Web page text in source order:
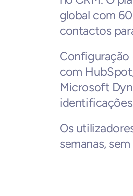
global com
contactos
Configuração
com
Microsoft
Os
semanas,